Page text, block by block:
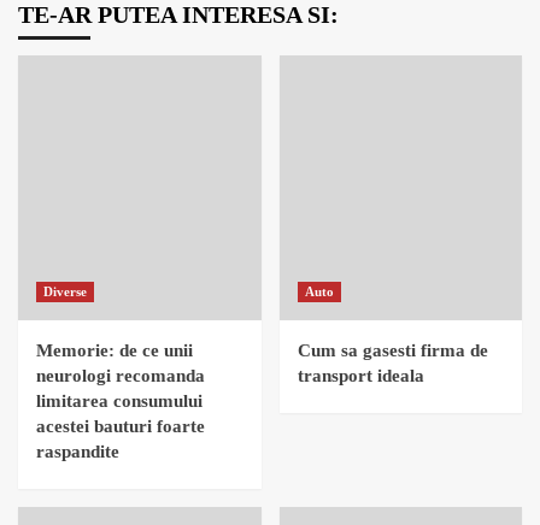
TE-AR PUTEA INTERESA SI:
Diverse
Memorie: de ce unii
neurologi recomanda
limitarea consumului
acestei bauturi foarte
raspandite
Auto
Cum sa gasesti firma de
transport ideala